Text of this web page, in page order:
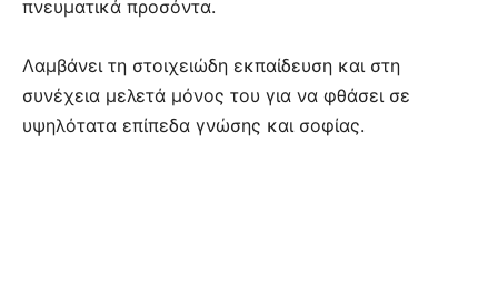
πνευματικά προσόντα.
Λαμβάνει τη στοιχειώδη εκπαίδευση και στη
συνέχεια μελετά μόνος του για να φθάσει σε
υψηλότατα επίπεδα γνώσης και σοφίας.